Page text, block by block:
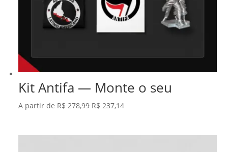
Kit Antifa — Monte o seu
A partir deR$278,99 O
R$ 237,14O